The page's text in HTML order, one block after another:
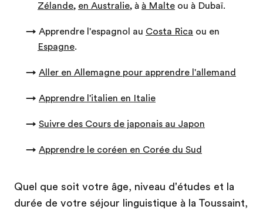
Zélande, en Australie, à à Malte ou à Dubaï.
→ Apprendre l'espagnol au Costa Rica ou en
Espagne.
→ Aller en Allemagne pour apprendre l'allemand
→ Apprendre l'italien en Italie
→ Suivre des Cours de japonais au Japon
→ Apprendre le coréen en Corée du Sud
Quel que soit votre âge, niveau d'études et la
durée de votre séjour linguistique à la Toussaint,